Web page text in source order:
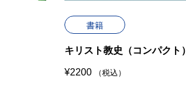
書籍
キリスト教史（コンパクト）
¥2200 （税込）